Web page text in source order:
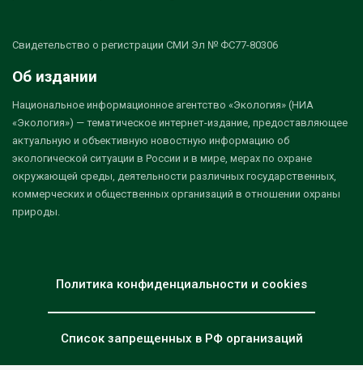
Свидетельство о регистрации СМИ Эл № ФС77-80306
Об издании
Национальное информационное агентство «Экология» (НИА
«Экология») — тематическое интернет-издание, предоставляющее
актуальную и объективную новостную информацию об
экологической ситуации в России и в мире, мерах по охране
окружающей среды, деятельности различных государственных,
коммерческих и общественных организаций в отношении охраны
природы.
Политика конфиденциальности и cookies
Список запрещенных в РФ организаций